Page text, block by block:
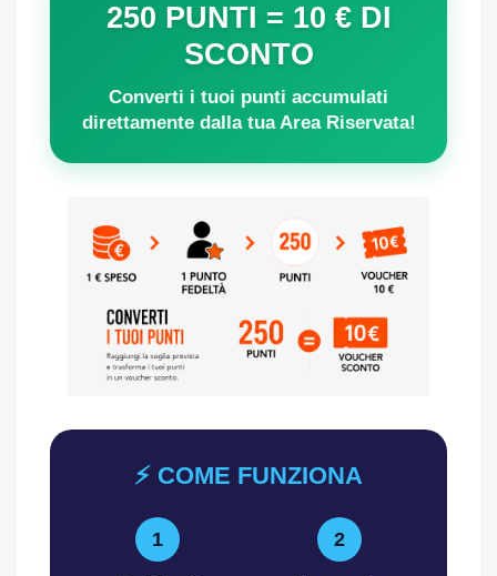
250 PUNTI = 10 € DI
SCONTO
Converti i tuoi punti accumulati
direttamente dalla tua Area Riservata!
⚡ COME FUNZIONA
1 2